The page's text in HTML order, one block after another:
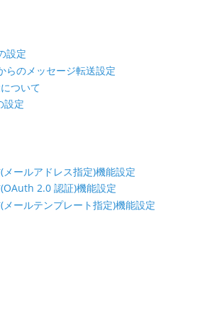
設定
のメッセージ転送設定
ついて
設定
ールアドレス指定)機能設定
2.0 認証)機能設定
ールテンプレート指定)機能設定